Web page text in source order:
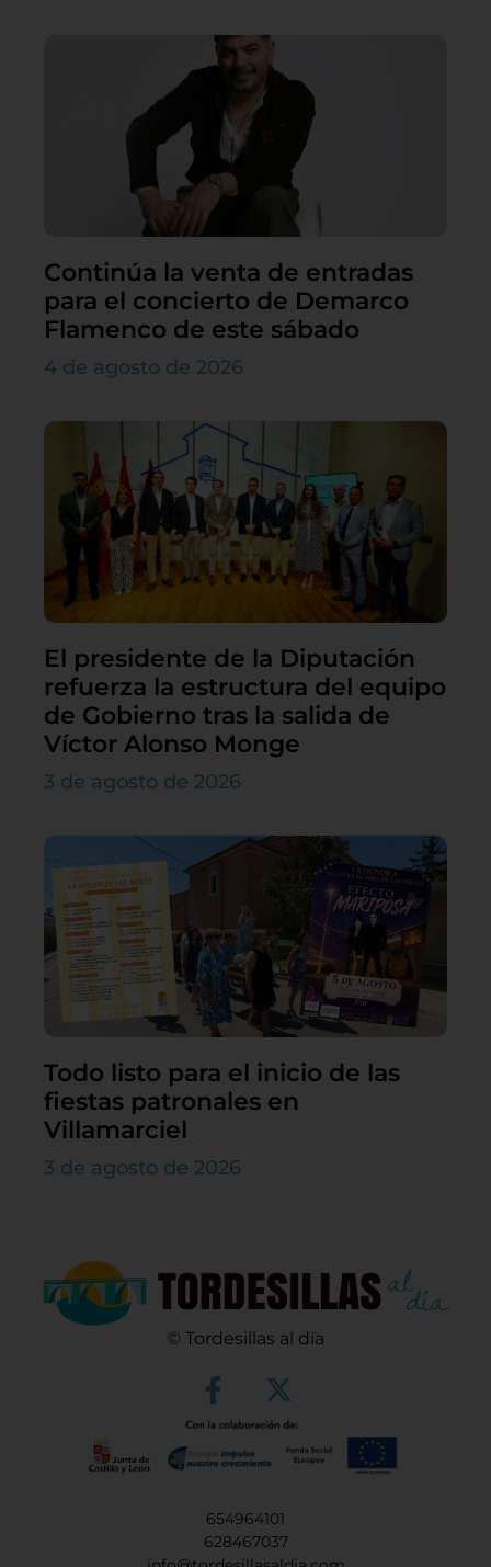
Continúa la venta de entradas
para el concierto de Demarco
Flamenco de este sábado
4 de agosto de 2026
El presidente de la Diputación
refuerza la estructura del equipo
de Gobierno tras la salida de
Víctor Alonso Monge
3 de agosto de 2026
Todo listo para el inicio de las
fiestas patronales en
Villamarciel
3 de agosto de 2026
© Tordesillas al día
654964101
628467037